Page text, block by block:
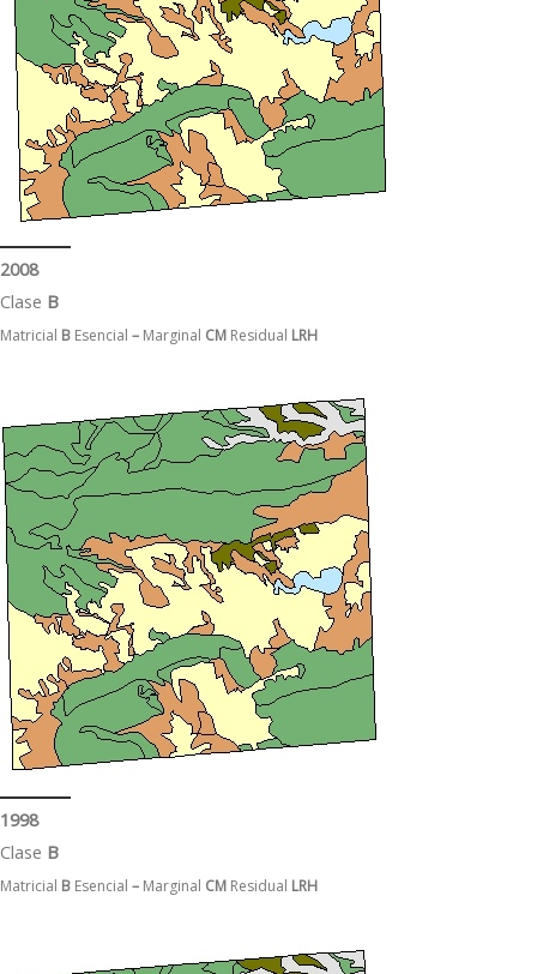
2008
Clase B
Matricial B Esencial – Marginal CM Residual LRH
1998
Clase B
Matricial B Esencial – Marginal CM Residual LRH